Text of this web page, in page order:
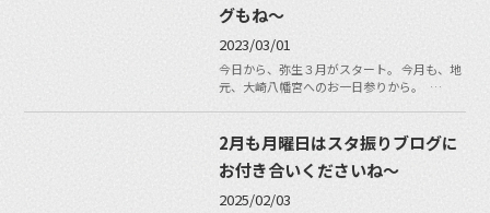
グもね〜
2023/03/01
今日から、弥生３月がスタート。 今月も、地
元、大崎八幡宮へのお一日参りから。 …
2月も月曜日はスタ振りブログに
お付き合いくださいね〜
2025/02/03